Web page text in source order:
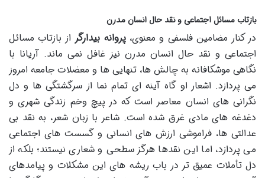
بازتاب مسائل اجتماعی و نقد حال انسان مدرن
در کنار مضامین فلسفی و معنوی،پروانه بیدارگر از بازتاب مسائل
اجتماعی و نقد حال انسان مدرن نیز غافل نمی ماند. آریانا با
نگاهی موشکافانه به چالش ها، تنهایی ها و معضلات جامعه امروز
می پردازد. اشعار او گاه آینه ای تمام نما از سرگشتگی ها و دل
نگرانی های انسان معاصر است که در پیچ وخم زندگی شهری و
دغدغه های مادی غرق شده است. شاعر با زبان شعر، به نقد بی
عدالتی ها، فراموشی ارزش های انسانی و گسست های اجتماعی
می پردازد، اما این نقدها هرگز سطحی و شعاری نیستند؛ بلکه از
دل تأملات عمیق تر در باب ریشه های این مشکلات و پیامدهای